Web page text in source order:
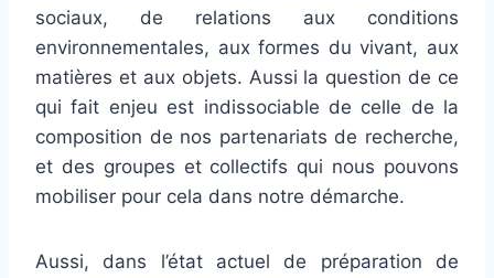
sociaux, de relations aux conditions
environnementales, aux formes du vivant, aux
matières et aux objets. Aussi la question de ce
qui fait enjeu est indissociable de celle de la
composition de nos partenariats de recherche,
et des groupes et collectifs qui nous pouvons
mobiliser pour cela dans notre démarche.
Aussi, dans l’état actuel de préparation de